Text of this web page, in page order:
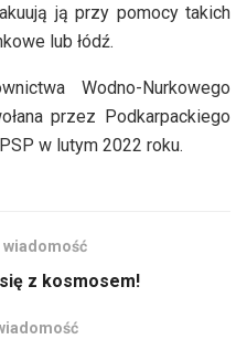
ją przy pomocy takich
lub łódź.
Wodno-Nurkowego
przez Podkarpackiego
w lutym 2022 roku.
wiadomość
z kosmosem!